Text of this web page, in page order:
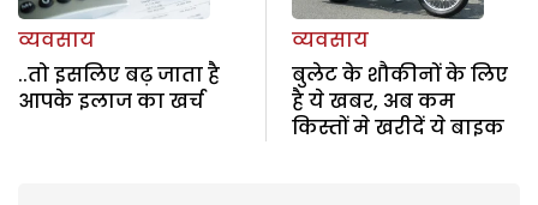
व्यवसाय
..तो इसलिए बढ़ जाता है
आपके इलाज का खर्च
व्यवसाय
बुलेट के शौकीनों के लिए
है ये खबर, अब कम
किस्तों मे खरीदें ये बाइक